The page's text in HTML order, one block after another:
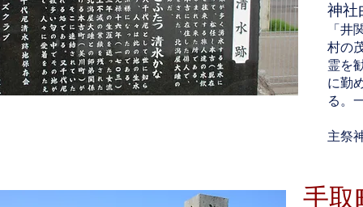
神社
「井
村の
霊を
に勤
る。
主祭
手